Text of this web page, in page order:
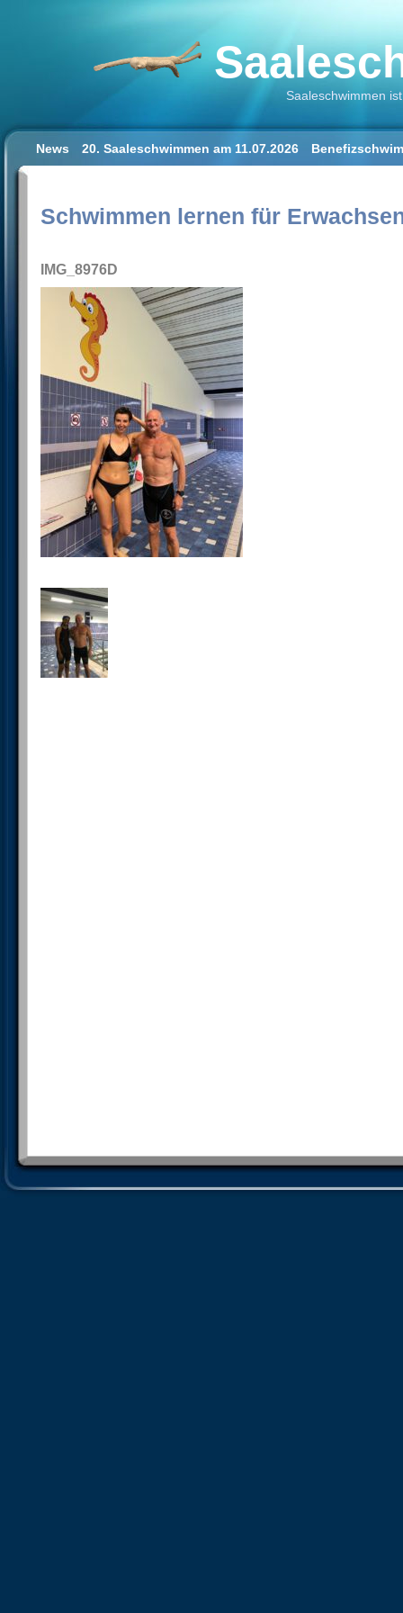
Saaleschwimmen
News 20. Saaleschwimmen am 11.07.2026
Schwimmen lernen für
IMG_8976D